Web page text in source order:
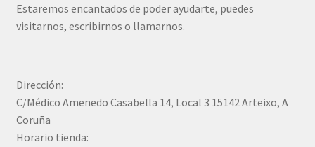
Estaremos encantados de poder ayudarte, puedes
visitarnos, escribirnos o llamarnos.
Dirección:
C/Médico Amenedo Casabella 14, Local 3 15142 Arteixo, A
Coruña
Horario tienda: